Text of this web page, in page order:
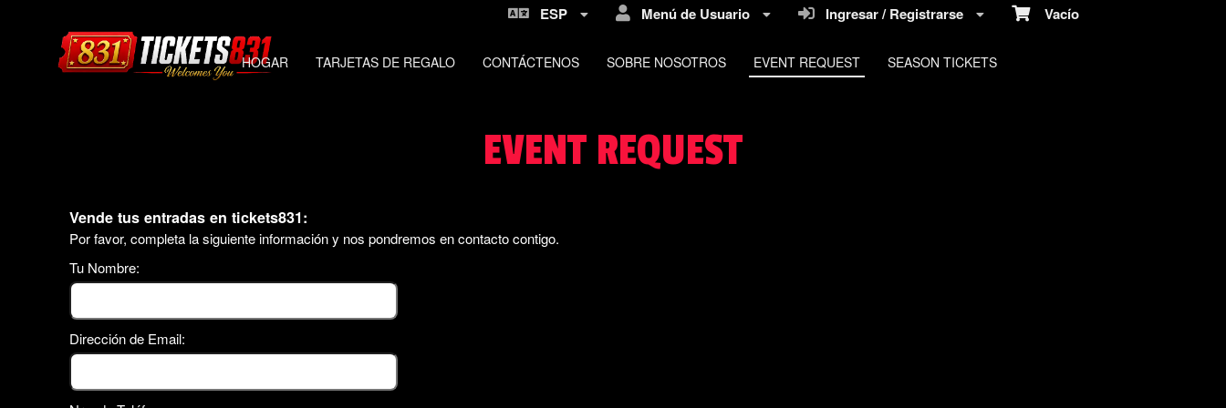
Vacío
Ingresar / Registrarse
Menú de Usuario
ESP
HOGAR TARJETAS DE REGALO CONTÁCTENOS SOBRE NOSOTROS EVENT REQUEST SEASON TICKETS
EVENT REQUEST
Vende tus entradas en tickets831:
Por favor, completa la siguiente información y nos pondremos en contacto contigo.
Tu Nombre:
Dirección de Email: